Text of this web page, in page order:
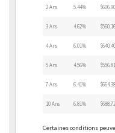
2 Ans 5.44% $606.90
3 Ans 4.62% $560.16
4 Ans 6.01% $640.40
5 Ans 4.56% $556.81
7 Ans 6.41% $664.38
10 Ans 6.81% $688.72
Certaines conditions